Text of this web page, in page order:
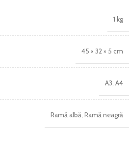
1 kg
45 × 32 × 5 cm
A3, A4
Ramă albă, Ramă neagră